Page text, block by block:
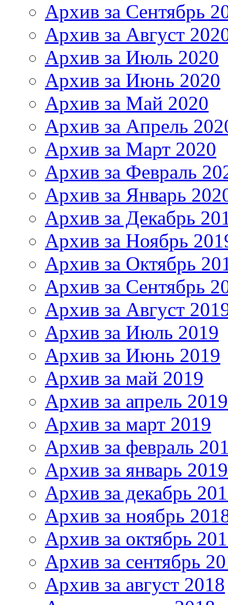
Архив за Сентябрь
Архив за Август
Архив за Июль 2020
Архив за Июнь 2020
Архив за Май 2020
Архив за Апрель
Архив за Март 2020
Архив за Февраль
Архив за Январь
Архив за Декабрь
Архив за Ноябрь
Архив за Октябрь
Архив за Сентябрь
Архив за Август
Архив за Июль 2019
Архив за Июнь 2019
Архив за май 2019
Архив за апрель 2019
Архив за март 2019
Архив за февраль
Архив за январь 2019
Архив за декабрь
Архив за ноябрь
Архив за октябрь
Архив за сентябрь
Архив за август 2018